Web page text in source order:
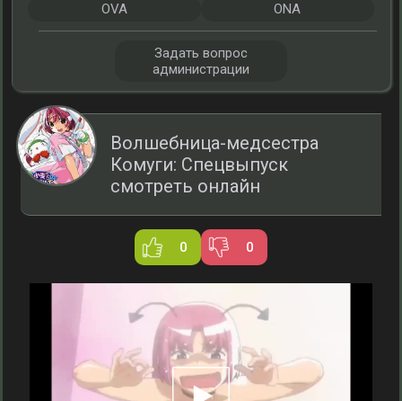
Волшебница-медсестра
Комуги: Спецвыпуск
смотреть онлайн
0 0
OVA
ONA
Задать вопрос
администрации